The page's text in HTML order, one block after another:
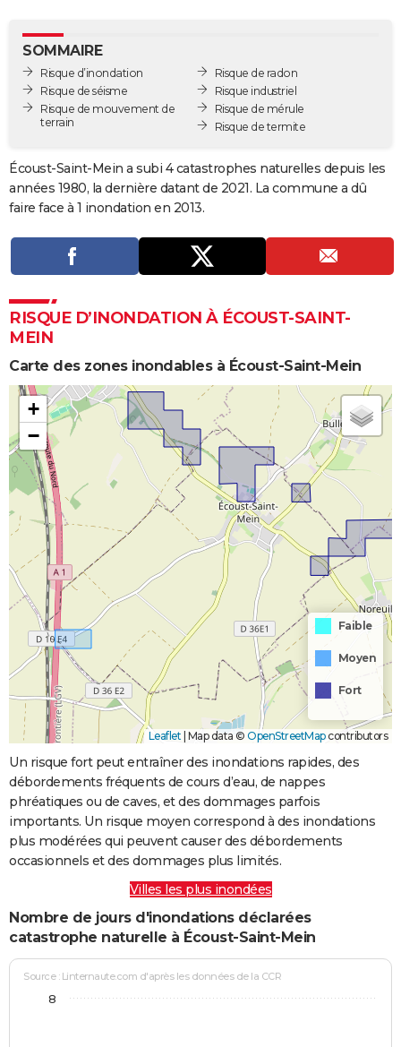
GUIDES D'ACHAT
BONS PLANS
CARTE DE VOEUX
Carte de Noël
Carte Bonne année
Carte Saint-Valentin
Carte Pâques
Carte d'anniversaire
DICTIONNAIRE
PROGRAMME TV
COPAINS D'AVANT
S'inscrire
Se connecter
Lycées
Collèges
Primaires
Universités
Entreprises
Service militaire
Avis de recherche
AVIS DE DÉCÈS
FORUM
Bricolage
Lifestyle
Culture
Sport
Auto
Television
Voyage
Cinema
SOMMAIRE
Risque d’inondation
Risque de séisme
Risque de mouvement de
terrain
Risque de radon
Risque industriel
Risque de mérule
Risque de termite
Écoust-Saint-Mein a subi 4 catastrophes naturelles depuis les
années 1980, la dernière datant de 2021. La commune a dû
faire face à 1 inondation en 2013.
RISQUE D’INONDATION À ÉCOUST-SAINT-
MEIN
Carte des zones inondables à Écoust-Saint-Mein
+
−
Faible
Moyen
Fort
Leaflet | Map data © OpenStreetMapcontributors
Un risque fort peut entraîner des inondations rapides, des
débordements fréquents de cours d’eau, de nappes
phréatiques ou de caves, et des dommages parfois
importants. Un risque moyen correspond à des inondations
plus modérées qui peuvent causer des débordements
occasionnels et des dommages plus limités.
Villes les plus inondées
Nombre de jours d'inondations déclarées
catastrophe naturelle à Écoust-Saint-Mein
Source : Linternaute.com d'après les données de la CCR
8